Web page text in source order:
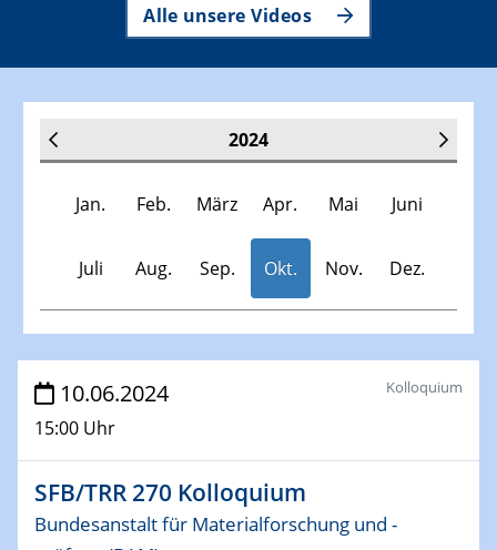
Alle unsere Videos
2024
Jan. Feb. März Apr. Mai Juni
Juli Aug. Sep. Okt. Nov. Dez.
Veranstaltungen
30.11.-0001 - 06.02.2025
SFB/TRR 247 Seminar
09.01.2024
Kolloquium CRC 1242
10.06.2024
15:00 Uhr
Kolloquium
SFB/TRR 270 Kolloquium
Bundesanstalt für Materialforschung und -